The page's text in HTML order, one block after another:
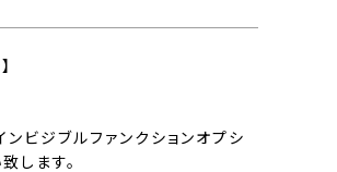
ビジブルファンクションオプシ
します。